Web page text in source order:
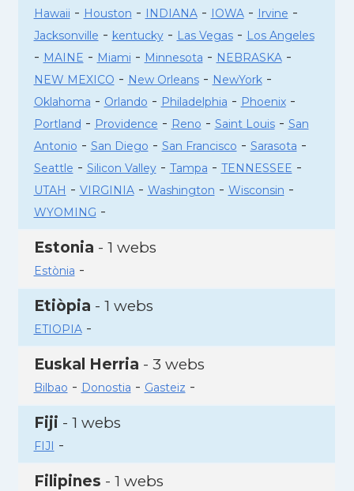
Hawaii - Houston - INDIANA- IOWA- Irvine -
Jacksonville - kentucky- Las Vegas- Los Angeles
- MAINE - Miami - Minnesota - NEBRASKA-
NEW MEXICO - New Orleans- NewYork-
Oklahoma - Orlando - Philadelphia - Phoenix-
Portland - Providence - Reno - Saint Louis- San
Antonio - San Diego - San Francisco - Sarasota -
Seattle - Silicon Valley- Tampa - TENNESSEE -
UTAH - VIRGINIA- Washington - Wisconsin -
WYOMING -
Estonia - 1 webs
Estònia -
Etiòpia - 1 webs
ETIOPIA-
Euskal Herria - 3 webs
Bilbao - Donostia - Gasteiz -
Fiji - 1 webs
FIJI -
Filipines - 1 webs